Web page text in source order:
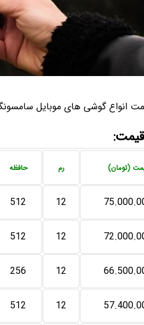
گوشی های موبایل سامسونگ موجود در بازار
(تومان) رم حافظه
12
512
12
512
12
256
12
512